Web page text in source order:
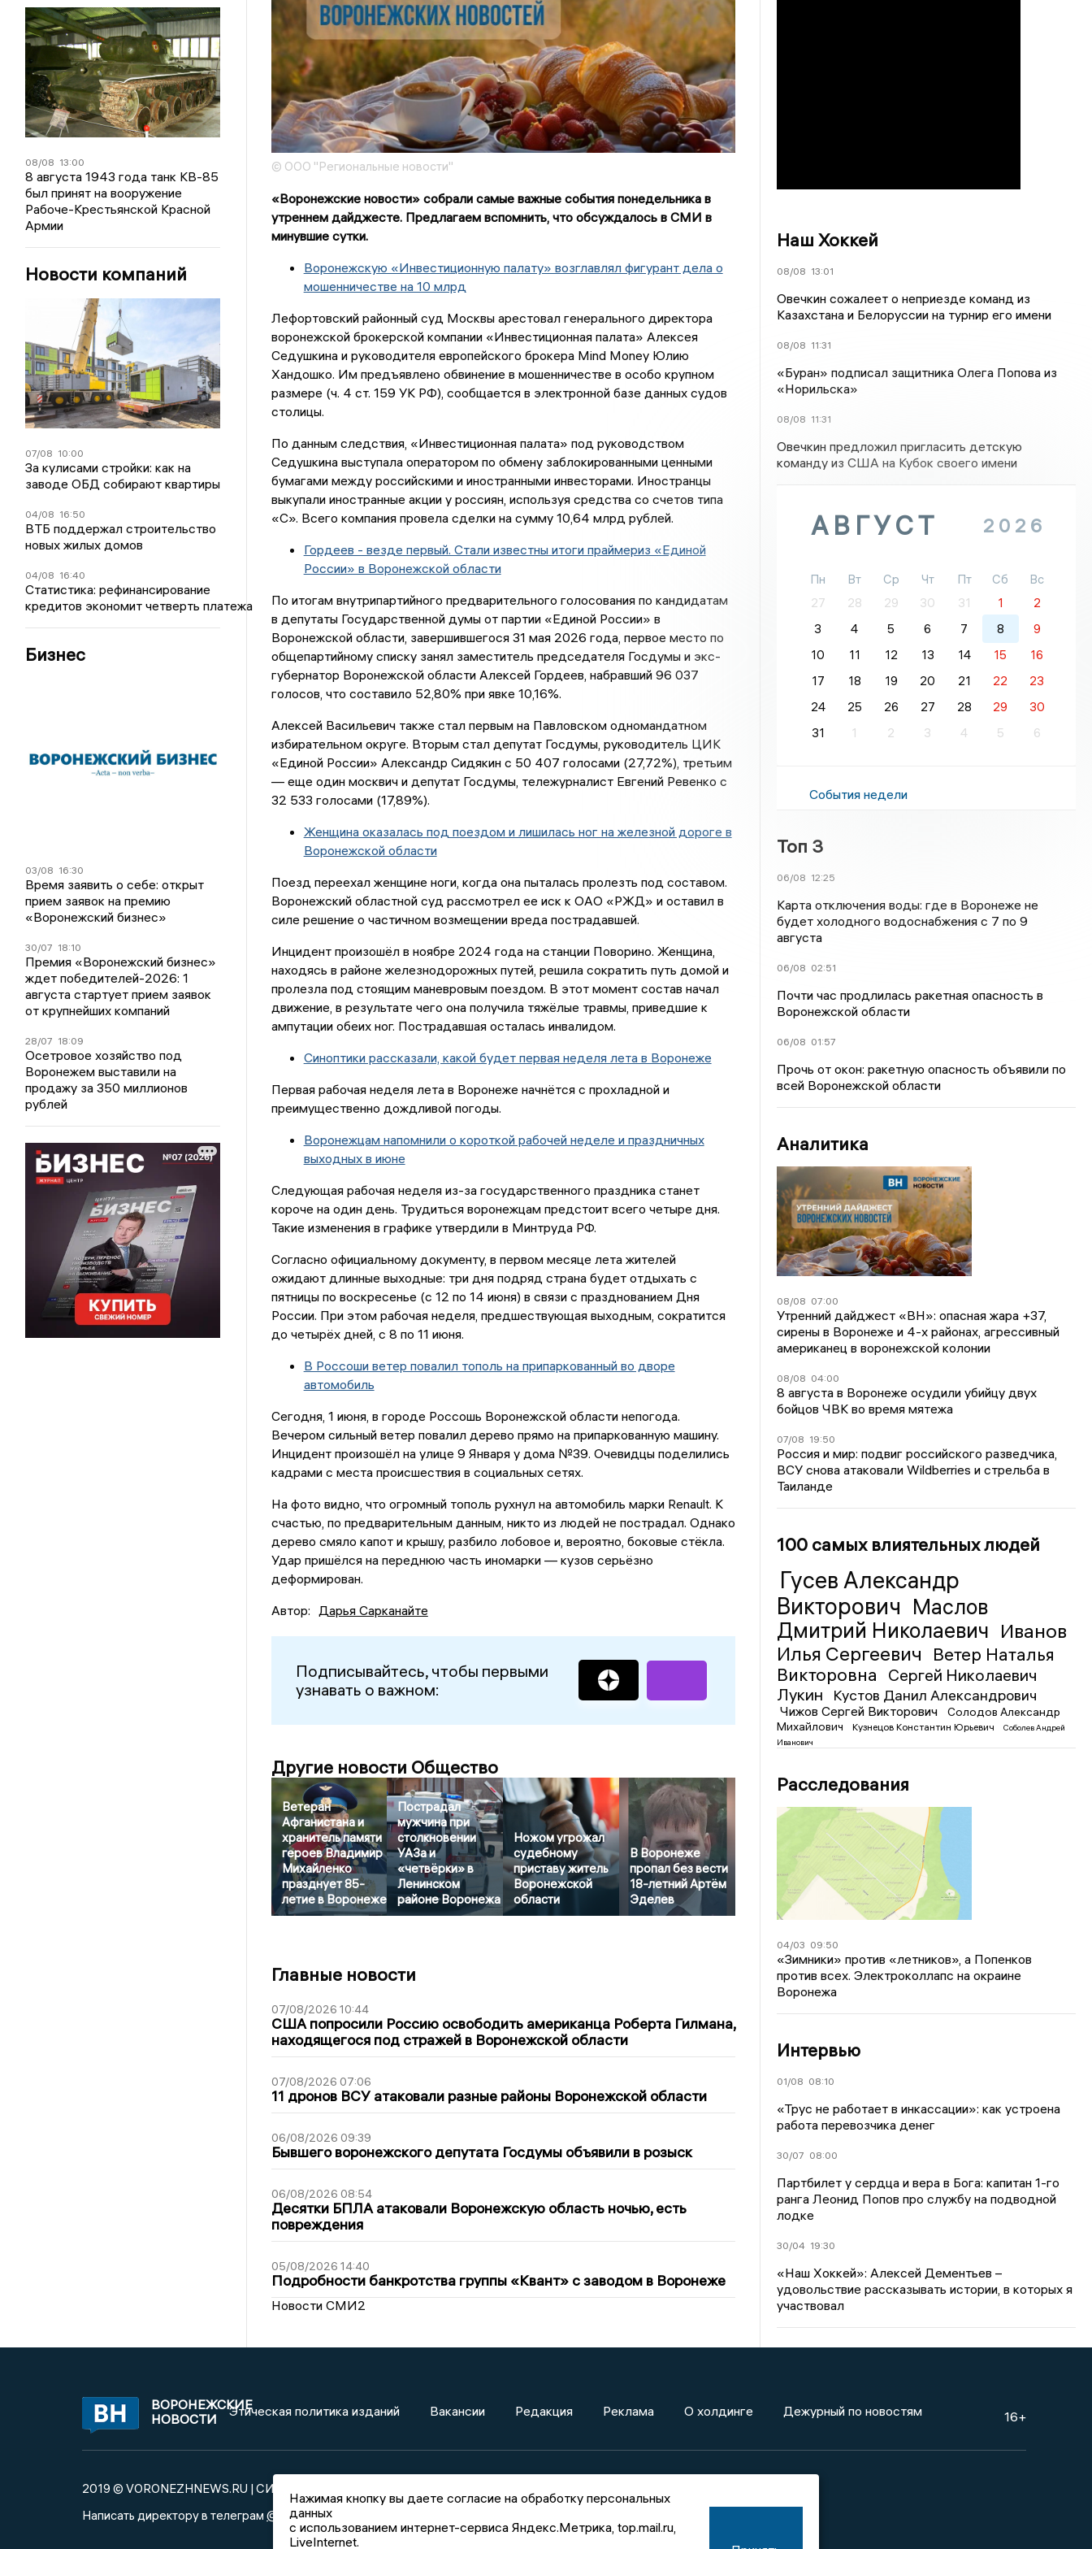
08/08 13:00
8 августа 1943 года танк КВ-85
был принят на вооружение
Рабоче-Крестьянской Красной
Армии
Новости компаний
07/08 10:00
За кулисами стройки: как на
заводе ОБД собирают квартиры
04/08 16:50
ВТБ поддержал строительство
новых жилых домов
04/08 16:40
Статистика: рефинансирование
кредитов экономит четверть платежа
Бизнес
03/08 16:30
Время заявить о себе: открыт
прием заявок на премию
«Воронежский бизнес»
30/07 18:10
Премия «Воронежский бизнес»
ждет победителей-2026: 1
августа стартует прием заявок
от крупнейших компаний
28/07 18:09
Осетровое хозяйство под
Воронежем выставили на
продажу за 350 миллионов
рублей
© ООО "Региональные новости"
«Воронежские новости» собрали самые важные события понедельника в
утреннем дайджесте. Предлагаем вспомнить, что обсуждалось в СМИ в
минувшие сутки.
Воронежскую «Инвестиционную палату» возглавлял фигурант дела о
мошенничестве на 10 млрд
Лефортовский районный суд Москвы арестовал генерального директора
воронежской брокерской компании «Инвестиционная палата» Алексея
Седушкина и руководителя европейского брокера Mind Money Юлию
Хандошко. Им предъявлено обвинение в мошенничестве в особо крупном
размере (ч. 4 ст. 159 УК РФ), сообщается в электронной базе данных судов
столицы.
По данным следствия, «Инвестиционная палата» под руководством
Седушкина выступала оператором по обмену заблокированными ценными
бумагами между российскими и иностранными инвесторами. Иностранцы
выкупали иностранные акции у россиян, используя средства со счетов типа
«С». Всего компания провела сделки на сумму 10,64 млрд рублей.
Гордеев - везде первый. Стали известны итоги праймериз «Единой
России» в Воронежской области
По итогам внутрипартийного предварительного голосования по кандидатам
в депутаты Государственной думы от партии «Единой России» в
Воронежской области, завершившегося 31 мая 2026 года, первое место по
общепартийному списку занял заместитель председателя Госдумы и экс-
губернатор Воронежской области Алексей Гордеев, набравший 96 037
голосов, что составило 52,80% при явке 10,16%.
Алексей Васильевич также стал первым на Павловском одномандатном
избирательном округе. Вторым стал депутат Госдумы, руководитель ЦИК
«Единой России» Александр Сидякин с 50 407 голосами (27,72%), третьим
— еще один москвич и депутат Госдумы, тележурналист Евгений Ревенко с
32 533 голосами (17,89%).
Женщина оказалась под поездом и лишилась ног на железной дороге в
Воронежской области
Поезд переехал женщине ноги, когда она пыталась пролезть под составом.
Воронежский областной суд рассмотрел ее иск к ОАО «РЖД» и оставил в
силе решение о частичном возмещении вреда пострадавшей.
Инцидент произошёл в ноябре 2024 года на станции Поворино. Женщина,
находясь в районе железнодорожных путей, решила сократить путь домой и
пролезла под стоящим маневровым поездом. В этот момент состав начал
движение, в результате чего она получила тяжёлые травмы, приведшие к
ампутации обеих ног. Пострадавшая осталась инвалидом.
Синоптики рассказали, какой будет первая неделя лета в Воронеже
Первая рабочая неделя лета в Воронеже начнётся с прохладной и
преимущественно дождливой погоды.
Воронежцам напомнили о короткой рабочей неделе и праздничных
выходных в июне
Следующая рабочая неделя из-за государственного праздника станет
короче на один день. Трудиться воронежцам предстоит всего четыре дня.
Такие изменения в графике утвердили в Минтруда РФ.
Согласно официальному документу, в первом месяце лета жителей
ожидают длинные выходные: три дня подряд страна будет отдыхать с
пятницы по воскресенье (с 12 по 14 июня) в связи с празднованием Дня
России. При этом рабочая неделя, предшествующая выходным, сократится
до четырёх дней, с 8 по 11 июня.
В Россоши ветер повалил тополь на припаркованный во дворе
автомобиль
Сегодня, 1 июня, в городе Россошь Воронежской области непогода.
Вечером сильный ветер повалил дерево прямо на припаркованную машину.
Инцидент произошёл на улице 9 Января у дома №39. Очевидцы поделились
кадрами с места происшествия в социальных сетях.
На фото видно, что огромный тополь рухнул на автомобиль марки Renault. К
счастью, по предварительным данным, никто из людей не пострадал. Однако
дерево смяло капот и крышу, разбило лобовое и, вероятно, боковые стёкла.
Удар пришёлся на переднюю часть иномарки — кузов серьёзно
деформирован.
Автор: Дарья Сарканайте
Подписывайтесь, чтобы первыми
узнавать о важном:
Другие новости Общество
Ветеран
Афганистана и
хранитель памяти
героев Владимир
Михайленко
празднует 85-
летие в Воронеже
Пострадал
мужчина при
столкновении
УАЗа и
«четвёрки» в
Ленинском
районе Воронежа
Ножом угрожал
судебному
приставу житель
Воронежской
области
В Воронеже
пропал без вести
18-летний Артём
Эделев
Главные новости
07/08/2026 10:44
США попросили Россию освободить американца Роберта Гилмана,
находящегося под стражей в Воронежской области
07/08/2026 07:06
11 дронов ВСУ атаковали разные районы Воронежской области
06/08/2026 09:39
Бывшего воронежского депутата Госдумы объявили в розыск
06/08/2026 08:54
Десятки БПЛА атаковали Воронежскую область ночью, есть
повреждения
05/08/2026 14:40
Подробности банкротства группы «Квант» с заводом в Воронеже
Новости СМИ2
Наш Хоккей
08/08 13:01
Овечкин сожалеет о неприезде команд из
Казахстана и Белоруссии на турнир его имени
08/08 11:31
«Буран» подписал защитника Олега Попова из
«Норильска»
08/08 11:31
Овечкин предложил пригласить детскую
команду из США на Кубок своего имени
АВГУСТ 2026
Пн Вт Ср Чт Пт Сб
Вс
27
28 29 30 31 1
2
3
4 5 6 7 8
9
10
11 12 13 14 15
16
17
18 19 20 21 22
23
24
25 26 27 28 29
30
31
1 2 3 4 5 6
События недели
Топ 3
06/08 12:25
Карта отключения воды: где в Воронеже не
будет холодного водоснабжения с 7 по 9
августа
06/08 02:51
Почти час продлилась ракетная опасность в
Воронежской области
06/08 01:57
Прочь от окон: ракетную опасность объявили по
всей Воронежской области
Аналитика
08/08 07:00
Утренний дайджест «ВН»: опасная жара +37,
сирены в Воронеже и 4-х районах, агрессивный
американец в воронежской колонии
08/08 04:00
8 августа в Воронеже осудили убийцу двух
бойцов ЧВК во время мятежа
07/08 19:50
Россия и мир: подвиг российского разведчика,
ВСУ снова атаковали Wildberries и стрельба в
Таиланде
100 самых влиятельных людей
Гусев Александр
Викторович Маслов
Дмитрий Николаевич Иванов
Илья Сергеевич
Ветер Наталья
Викторовна
Сергей Николаевич
Лукин
Кустов Данил Александрович
Чижов Сергей Викторович
Солодов Александр
Михайлович
Кузнецов Константин Юрьевич
Соболев Андрей
Иванович
Расследования
04/03 09:50
«Зимники» против «летников», а Попенков
против всех. Электроколлапс на окраине
Воронежа
Интервью
01/08 08:10
«Трус не работает в инкассации»: как устроена
работа перевозчика денег
30/07 08:00
Партбилет у сердца и вера в Бога: капитан 1-го
ранга Леонид Попов про службу на подводной
лодке
30/04 19:30
«Наш Хоккей»: Алексей Дементьев –
удовольствие рассказывать истории, в которых я
участвовал
ВОРОНЕЖСКИЕ
НОВОСТИ
Этическая политика изданий Вакансии Редакция Реклама О холдинге Дежурный по новостям 16+
2019 © VORONEZHNEWS.RU | СИ «Воронежские новости»
Написать директору в телеграм @mazovили
Нажимая кнопку вы даете согласие на обработку персональных
данных
с использованием интернет-сервиса Яндекс.Метрика, top.mail.ru,
LiveInternet.